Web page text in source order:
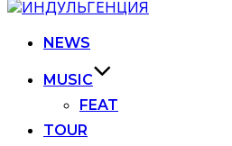
NEWS
MUSIC
FEAT
TOUR